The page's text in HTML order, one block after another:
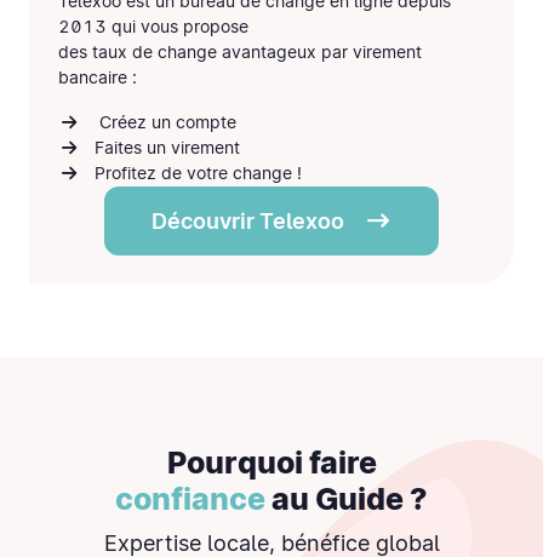
2013 qui vous propose
des taux de change avantageux par virement
bancaire :
Créez un compte
Faites un virement
Profitez de votre change !
Découvrir Telexoo
Pourquoi faire
confianceau Guide ?
Expertise locale, bénéfice global